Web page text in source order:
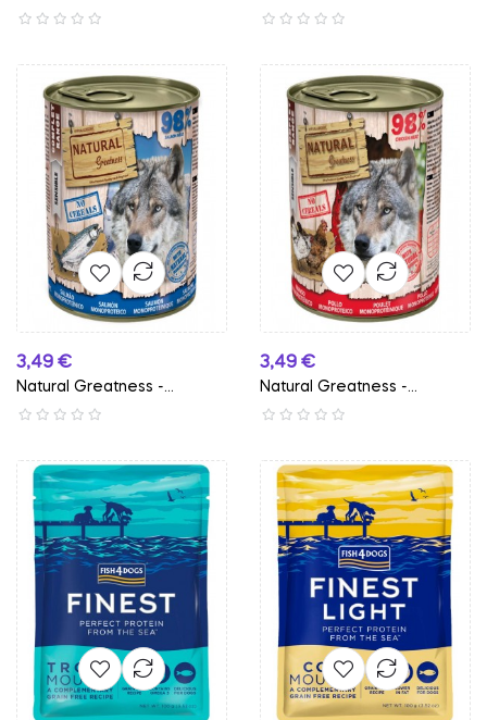
Preço
3,49 €
Natural Greatness -...
Preço
3,49 €
Natural Greatness -...